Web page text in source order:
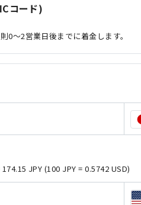
コード)
0〜2営業日後までに着金します。
JPY (100 JPY = 0.5742 USD)